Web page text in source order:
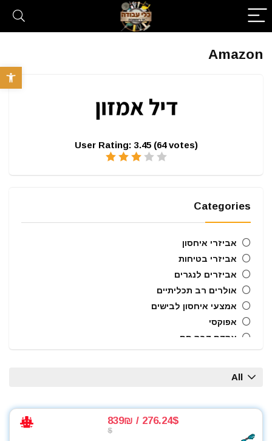
פתח
Amazon
User Rating: 3.45 (64votes)
Categories
אביזרי איחסון
אביזרי בטיחות
אביזרים לנגרים
אולרים רב תכליתיים
אמצעי איחסון לבישים
אפוקסי
אקדח דבק חם
אקדח מרק (נקניקים) ידני
All
276.24$ / 839₪
$